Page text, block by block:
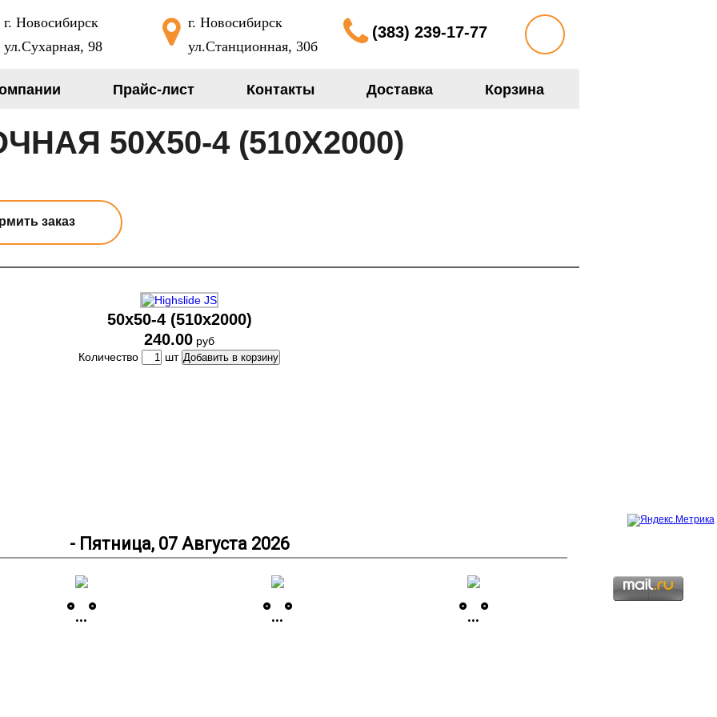
г. Новосибирск
ул.Сухарная, 98
г. Новосибирск
ул.Станционная, 30б
(383) 239-17-77
Прайс-лист Контакты Доставка Корзина
50Х50-4 (510Х2000)
заказ
50х50-4 (510х2000)
240.00 руб
Количество
шт Добавить в корзину